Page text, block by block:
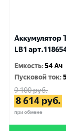
Аккумулятор
LB1
Емкость:54 Ач
Пусковой ток:
9 100руб.
8 614 руб.
при обмене